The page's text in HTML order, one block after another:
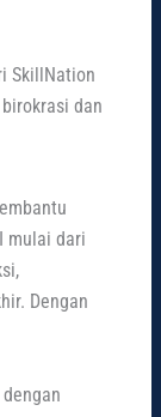
SkillNation
dan
mulai dari
Dengan